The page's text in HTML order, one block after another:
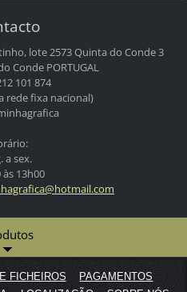
lote 2573Quinta do Conde 3
CondePORTUGAL
101 874
rede fixa nacional)
a sex.
às 13h00
afica@hotmail.com
FICHEIROS
PAGAMENTOS